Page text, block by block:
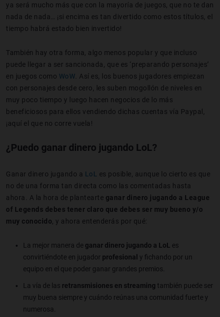
ya será mucho más que con la mayoría de juegos, que no te dan
nada de nada… ¡si encima es tan divertido como estos títulos, el
tiempo habrá estado bien invertido!
También hay otra forma, algo menos popular y que incluso
puede llegar a ser sancionada, que es ‘preparando personajes’
en juegos como WoW . Así es, los buenos jugadores empiezan
con personajes desde cero, les suben mogollón de niveles en
muy poco tiempo y luego hacen negocios de lo más
beneficiosos para ellos vendiendo dichas cuentas vía Paypal,
¡aquí el que no corre vuela!
¿Puedo ganar dinero jugando LoL?
Ganar dinero jugando a LoL
es posible, aunque lo cierto es que
no de una forma tan directa como las comentadas hasta
ahora. A la hora de plantearte ganar dinero jugando a League
of Legends debes tener claro que debes ser muy bueno y/o
muy conocido , y ahora entenderás por qué:
La mejor manera de ganar dinero jugando a LoL es
convirtiéndote en jugador profesional y fichando por un
equipo en el que poder ganar grandes premios.
La vía de las retransmisiones en streaming también puede ser
muy buena siempre y cuándo reúnas una comunidad fuerte y
numerosa.